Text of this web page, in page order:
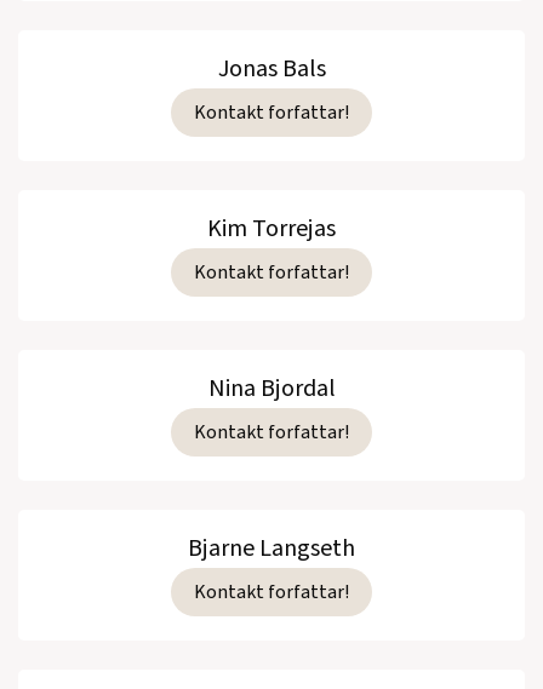
Jonas Bals
Kontakt forfattar!
Kim Torrejas
Kontakt forfattar!
Nina Bjordal
Kontakt forfattar!
Bjarne Langseth
Kontakt forfattar!